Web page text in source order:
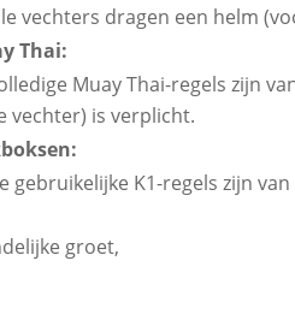
vechters dragen een helm
Thai:
Muay Thai-regels zijn
vechter) is verplicht.
gebruikelijke K1-regels zijn
groet,